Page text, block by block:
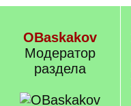
OBaskakov
Модератор
раздела